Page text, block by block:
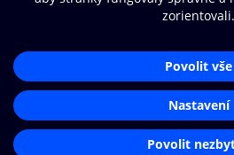
Přístupnost
Zásady zpracování osobních údajů
Nastavení cookies
Čti a
audioknihy